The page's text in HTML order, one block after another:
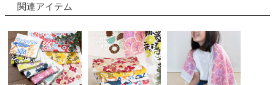
関連アイテム